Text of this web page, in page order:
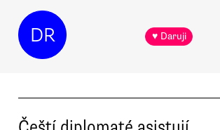
DR ♥ Daruji